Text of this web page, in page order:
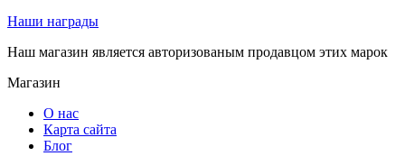
Наши награды
Наш магазин является авторизованым продавцом этих марок
Магазин
О нас
Карта сайта
Блог